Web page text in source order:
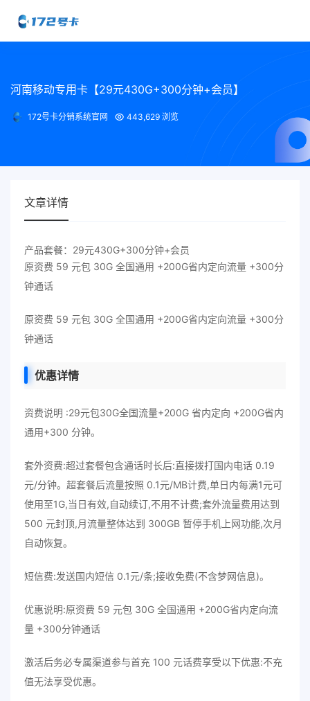
河南移动专用卡【29元430G+300分钟+会员】
172号卡分销系统官网 443,629 浏览
文章详情
产品套餐：29元430G+300分钟+会员
原资费 59 元包 30G 全国通用 +200G省内定向流量 +300分
钟通话
原资费 59 元包 30G 全国通用 +200G省内定向流量 +300分
钟通话
优惠详情
资费说明 :29元包30G全国流量+200G 省内定向 +200G省内
通用+300 分钟。
套外资费:超过套餐包含通话时长后:直接拨打国内电话 0.19
元/分钟。超套餐后流量按照 0.1元/MB计费,单日内每满1元可
使用至1G,当日有效,自动续订,不用不计费;套外流量费用达到
500 元封顶,月流量整体达到 300GB 暂停手机上网功能,次月
自动恢复。
短信费:发送国内短信 0.1元/条;接收免费(不含梦网信息)。
优惠说明:原资费 59 元包 30G 全国通用 +200G省内定向流
量 +300分钟通话
激活后务必专属渠道参与首充 100 元话费享受以下优惠:不充
值无法享受优惠。